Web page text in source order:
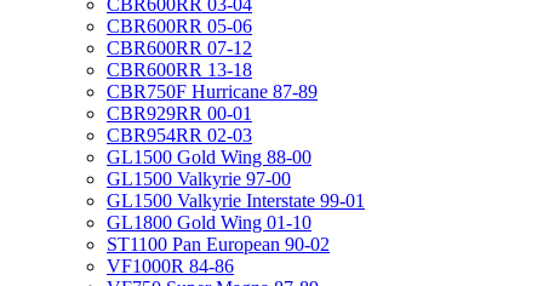
CBR600RR 03-04
CBR600RR 05-06
CBR600RR 07-12
CBR600RR 13-18
CBR750F Hurricane 87-89
CBR929RR 00-01
CBR954RR 02-03
GL1500 Gold Wing 88-00
GL1500 Valkyrie 97-00
GL1500 Valkyrie Interstate 99-01
GL1800 Gold Wing 01-10
ST1100 Pan European 90-02
VF1000R 84-86